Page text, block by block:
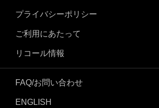
プライバシーポリシー
ご利用にあたって
リコール情報
FAQ/お問い合わせ
ENGLISH